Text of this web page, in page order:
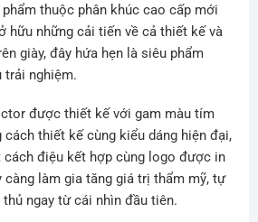
thuộc phân khúc cao cấp mới
hữu những cải tiến về cả thiết kế và
giày, đây hứa hẹn là siêu phẩm
trải nghiệm.
được thiết kế với gam màu tím
thiết kế cùng kiểu dáng hiện đại,
điệu kết hợp cùng logo được in
càng làm gia tăng giá trị thẩm mỹ, tự
ngay từ cái nhìn đầu tiên.